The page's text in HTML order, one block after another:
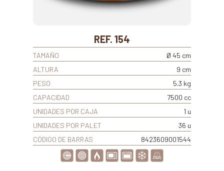
REF. 154
TAMAÑO
Ø 45 cm
ALTURA
9 cm
PESO
5.3 kg
CAPACIDAD
7500 cc
UNIDADES POR CAJA
1 u
UNIDADES POR PALET
36 u
CÓDIGO DE BARRAS
8423609001544